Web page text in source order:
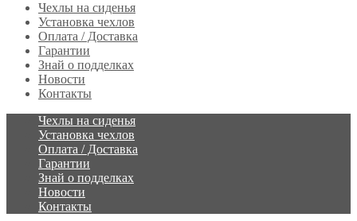
Чехлы на сиденья
Установка чехлов
Оплата / Доставка
Гарантии
Знай о подделках
Новости
Контакты
Чехлы на сиденья
Установка чехлов
Оплата / Доставка
Гарантии
Знай о подделках
Новости
Контакты